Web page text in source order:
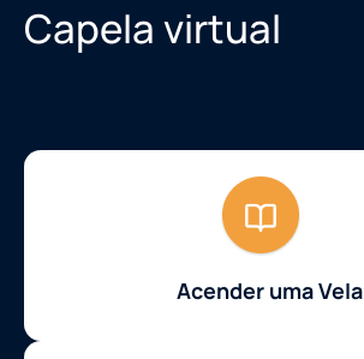
Capela virtual
Acender uma Vela